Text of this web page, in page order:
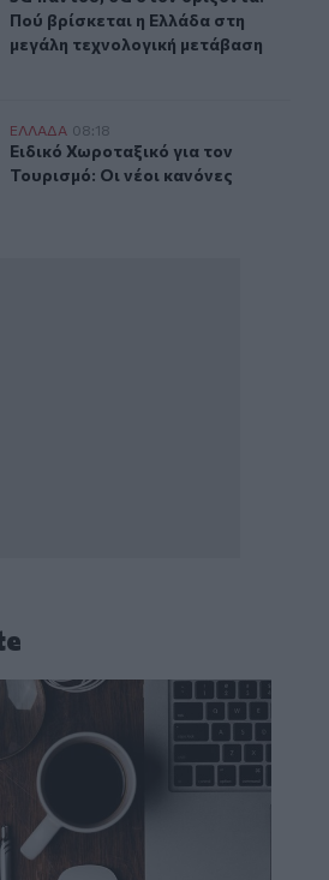
Πού βρίσκεται η Ελλάδα στη
μεγάλη τεχνολογική μετάβαση
τον Τουρισμό: Οι νέοι κανόνες
ΕΛΛAΔΑ 08:18
Ειδικό Χωροταξικό για τον
Ειδικό Χωροταξικό για τον
Τουρισμό: Οι νέοι κανόνες